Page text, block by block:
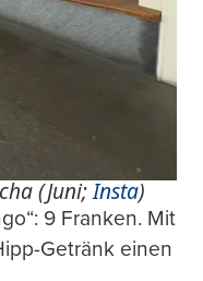
(Juni;Insta)
9 Franken. Mit
Getränk einen